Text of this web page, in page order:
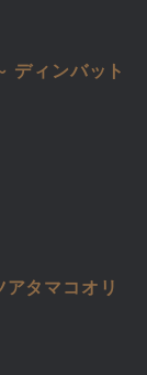
ディンバット
タマコオリ